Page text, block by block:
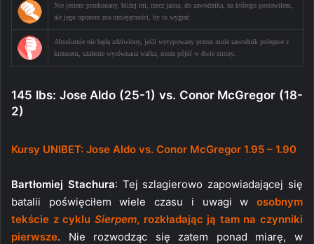
Nie jestem przekonany, bliżej mi, rzecz jasna, do zawodnika, na którego postawiłem,
ale jego oponent ma umiejętności, by to wygrać.
Absolutnie nie będę zdziwiony, jeśli wytypowany przeze mnie zawodnik polegnie z
kretesem, szalenie wyrównana walka, może pójść w dwie strony.
145 lbs: Jose Aldo (25-1) vs. Conor McGregor (18-
2)
Kursy UNIBET: Jose Aldo vs. Conor McGregor 1.95 – 1.90
Bartłomiej Stachura: Tej szlagierowo zapowiadającej się
batalii poświęciłem wiele czasu i uwagi w osobnym
tekście z cyklu Sierpem, rozkładając ją tam na czynniki
pierwsze. Nie rozwodząc się zatem ponad miarę, w